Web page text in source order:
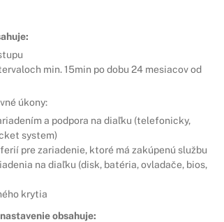
min. 15min po dobu 24 mesiacov od
úkony:
a podpora na diaľku (telefonicky,
system)
pre zariadenie, ktoré má zakúpenú službu
na diaľku (disk, batéria, ovladače, bios,
krytia
obsahuje: